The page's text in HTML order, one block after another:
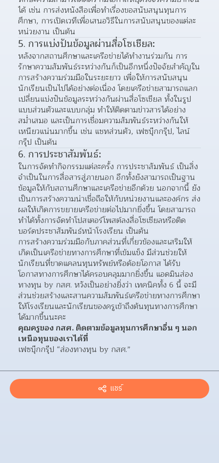
ได้ เช่น การส่งหนังสือเพื่อทำเรื่องขอสนับสนุนทุนการ
ศึกษา, การเปิดเวทีเพื่อเสนอวิธีในการสนับสนุนของแต่ละ
หน่วยงาน เป็นต้น
5. การแบ่งปันข้อมูลผ่านสื่อโซเชียล:
หลังจากสถานศึกษาและเครือข่ายได้ทำงานร่วมกัน การ
รักษาความสัมพันธ์ระหว่างกันก็เป็นอีกหนึ่งปัจจัยสำคัญใน
การสร้างความร่วมมือในระยะยาว เพื่อให้การสนับสนุน
นักเรียนเป็นไปได้อย่างต่อเนื่อง โดยเครือข่ายสามารถแลก
เปลี่ยนแบ่งปันข้อมูลระหว่างกันผ่านสื่อโซเชียล ทั้งในรูป
แบบส่วนตัวและแบบกลุ่ม ทำให้ติดตามข่าวสารได้อย่าง
สม่ำเสมอ และเป็นการเชื่อมความสัมพันธ์ระหว่างกันให้
เหนียวแน่นมากขึ้น เช่น แชทส่วนตัว, เฟซบุ๊กกรุ๊ป, ไลน์
กรุ๊ป เป็นต้น
6. การประชาสัมพันธ์:
ในการจัดทำกิจกรรมแต่ละครั้ง การประชาสัมพันธ์ เป็นสิ่ง
จำเป็นในการสื่อสารสู่ภายนอก อีกทั้งยังสามารถเป็นฐาน
ข้อมูลให้กับสถานศึกษาและเครือข่ายอีกด้วย นอกจากนี้ ยัง
เป็นการสร้างความน่าเชื่อถือให้กับหน่วยงานและองค์กร ส่ง
ผลให้เกิดการขยายเครือข่ายต่อไปมากยิ่งขึ้น โดยสามารถ
ทำได้ทั้งการจัดทำโปสเตอร์โพสต์ลงสื่อโซเชียลหรือติด
บอร์ดประชาสัมพันธ์หน้าโรงเรียน เป็นต้น
การสร้างความร่วมมือกับภาคส่วนที่เกี่ยวข้องและเสริมให้
เกิดเป็นเครือข่ายทางการศึกษาที่เข้มแข็ง มีส่วนช่วยให้
นักเรียนที่ขาดแคลนทุนทรัพย์หรือด้อยโอกาส ได้รับ
โอกาสทางการศึกษาได้ครอบคลุมมากยิ่งขึ้น แอดมินส่อง
ทางทุน by กสศ. หวังเป็นอย่างยิ่งว่า เทคนิคทั้ง 6 นี้ จะมี
ส่วนช่วยสร้างและสานความสัมพันธ์เครือข่ายทางการศึกษา
ให้โรงเรียนและนักเรียนของครูเข้าถึงต้นทุนทางการศึกษา
ได้มากขึ้นนะคะ
คุณครูของ กสศ. ติดตามข้อมูลทุนการศึกษาอื่น ๆ นอก
เหนือทุนของเราได้ที่
เฟซบุ๊กกรุ๊ป “ส่องทางทุน by กสศ.”
แชร์